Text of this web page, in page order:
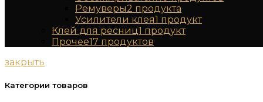
Ремуверы2 продукта
Усилители клея1 продукт
Клей для ресниц1 продукт
Прочее17 продуктов
закрыть
Категории товаров